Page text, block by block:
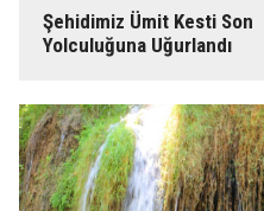
Şehidimiz Ümit Kesti Son
Yolculuğuna Uğurlandı